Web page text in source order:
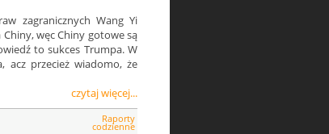
zagranicznych Wang Yi
Chiny, węc Chiny gotowe są
to sukces Trumpa. W
acz przecież wiadomo, że
czytaj więcej...
Raporty
codzienne